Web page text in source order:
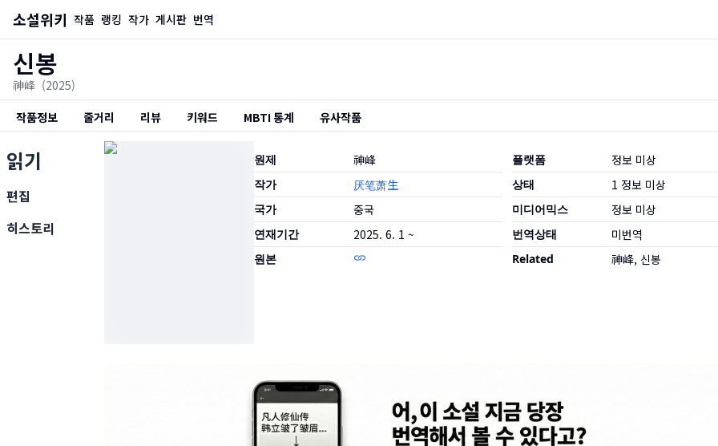
소설위키 작품 랭킹 작가 게시판 번역
읽기
편집
히스토리
신봉
神峰 (2025)
작품정보
줄거리 리뷰 키워드 MBTI 통계 유사작품
원제 神峰
작가 厌笔萧生
국가 중국
연재기간 2025. 6. 1 ~
원본
플랫폼 정보 미상
상태 1 정보 미상
미디어믹스 정보 미상
번역상태 미번역
Related 神峰, 신봉